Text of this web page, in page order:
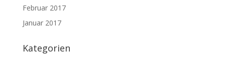
Februar 2017
Januar 2017
Kategorien